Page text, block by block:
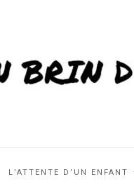
L’ATTENTE D’UN ENFANT